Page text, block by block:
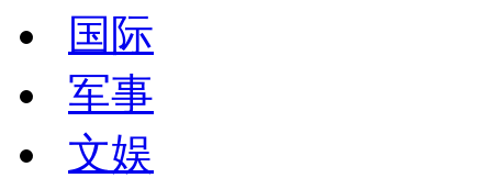
国际
军事
文娱